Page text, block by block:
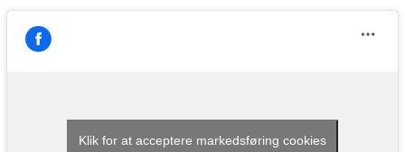
Klik for at acceptere markedsføring cookies